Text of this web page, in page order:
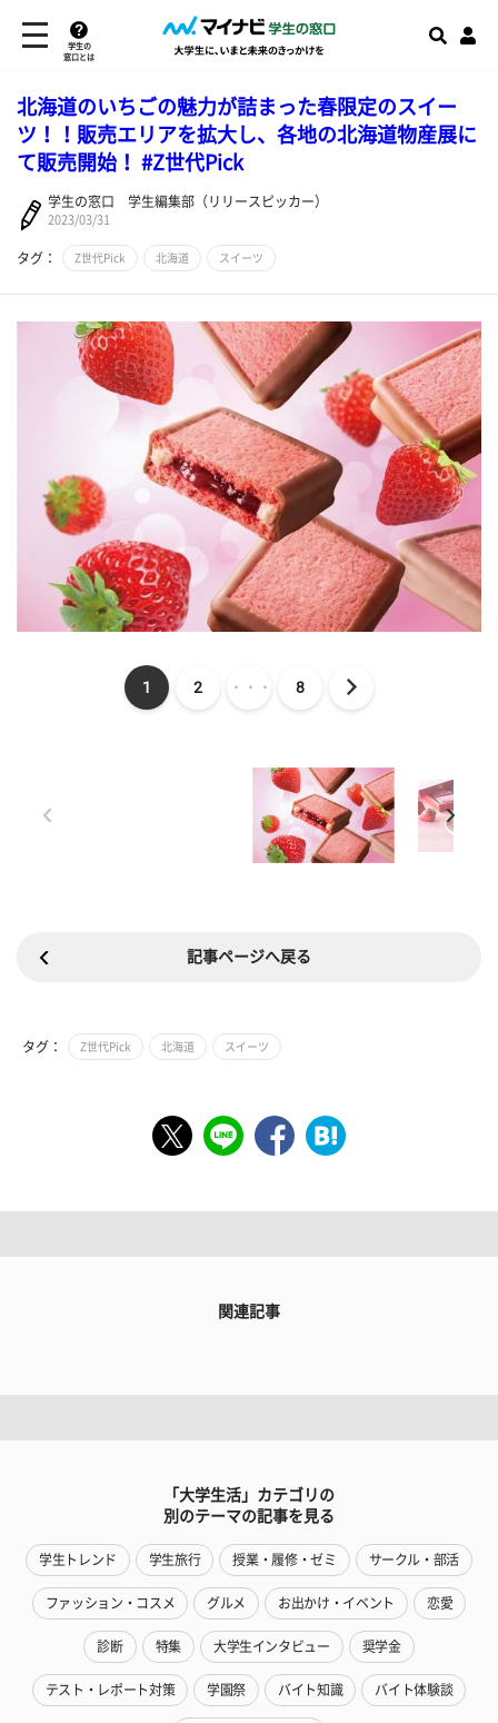
学生の
窓口とは
北海道のいちごの魅力が詰まった春限定のスイー
ツ！！販売エリアを拡大し、各地の北海道物産展に
て販売開始！ #Z世代Pick
学生の窓口 学生編集部（リリースピッカー）
2023/03/31
タグ： Z世代Pick 北海道 スイーツ
1 2 ・・・ 8
記事ページへ戻る
タグ： Z世代Pick 北海道 スイーツ
関連記事
「大学生活」カテゴリの
別のテーマの記事を見る
学生トレンド 学生旅行 授業・履修・ゼミ サークル・部活
ファッション・コスメ グルメ お出かけ・イベント 恋愛
診断 特集 大学生インタビュー 奨学金
テスト・レポート対策 学園祭 バイト知識 バイト体験談